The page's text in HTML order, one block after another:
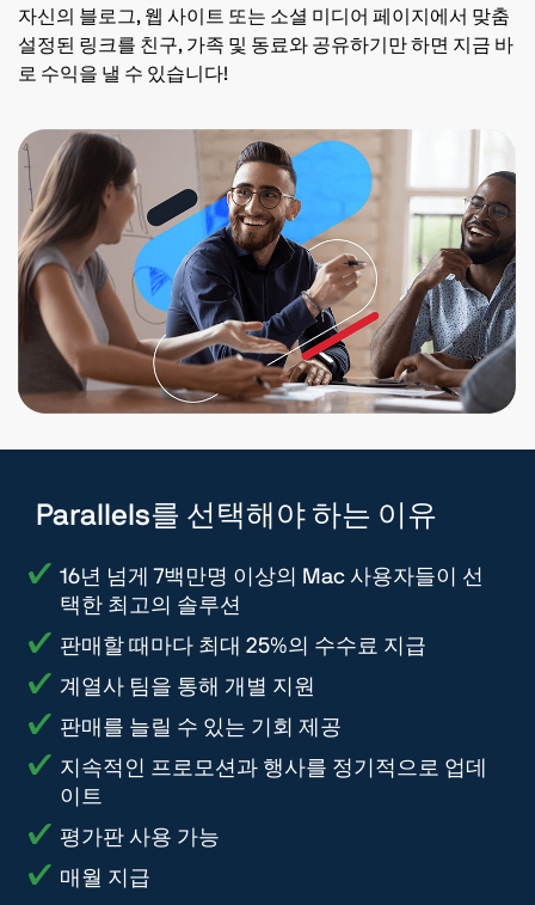
자신의 블로그, 웹 사이트 또는 소셜 미디어 페이지에서 맞춤
설정된 링크를 친구, 가족 및 동료와 공유하기만 하면 지금 바
로 수익을 낼 수 있습니다!
Parallels를 선택해야 하는 이유
16년 넘게 7백만명 이상의 Mac 사용자들이 선
택한 최고의 솔루션
판매할 때마다 최대 25%의 수수료 지급
계열사 팀을 통해 개별 지원
판매를 늘릴 수 있는 기회 제공
지속적인 프로모션과 행사를 정기적으로 업데
이트
평가판 사용 가능
매월 지급